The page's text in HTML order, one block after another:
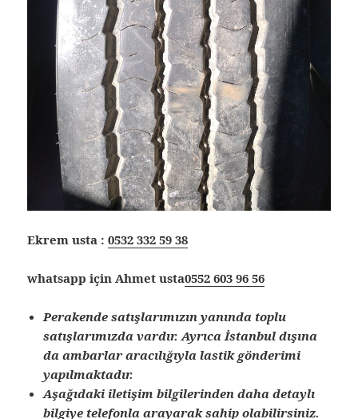
Ekrem usta :0532 332 59 38
whatsapp için Ahmet usta0552 603 96 56
Perakende satışlarımızın yanında toplu
satışlarımızda vardır. Ayrıca İstanbul dışına
da ambarlar aracılığıyla lastik gönderimi
yapılmaktadır.
Aşağıdaki iletişim bilgilerinden daha detaylı
bilgiye telefonla arayarak sahip olabilirsiniz.